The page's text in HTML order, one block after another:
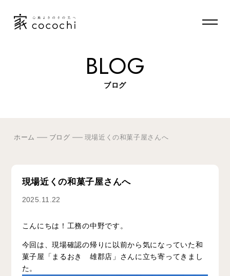
BLOG
ブログ
ホーム ブログ 現場近くの和菓子屋さんへ
現場近くの和菓子屋さんへ
2025.11.22
こんにちは！工務の中野です。
今回は、現場確認の帰りに以前から気になっていた和
菓子屋「まるおき 雄郡店」さんに立ち寄ってきまし
た。